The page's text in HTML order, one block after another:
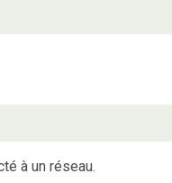
à un réseau.